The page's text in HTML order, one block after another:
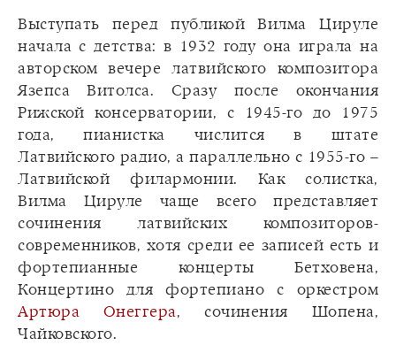
Выступать перед публикой Вилма Цируле
начала с детства: в 1932 году она играла на
авторском вечере латвийского композитора
Язепса Витолса. Сразу после окончания
Рижской консерватории, с 1945-го до 1975
года, пианистка числится в штате
Латвийского радио, а параллельно с 1955-го –
Латвийской филармонии. Как солистка,
Вилма Цируле чаще всего представляет
сочинения латвийских композиторов-
современников, хотя среди ее записей есть и
фортепианные концерты Бетховена,
Концертино для фортепиано с оркестром
Артюра Онеггера, сочинения Шопена,
Чайковского.